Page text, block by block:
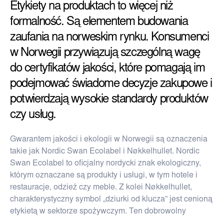
Etykiety na produktach to więcej niż
formalność. Są elementem budowania
zaufania na norweskim rynku. Konsumenci
w Norwegii przywiązują szczególną wagę
do certyfikatów jakości, które pomagają im
podejmować świadome decyzje zakupowe i
potwierdzają wysokie standardy produktów
czy usług.
Gwarantem jakości i ekologii w Norwegii są oznaczenia
takie jak Nordic Swan Ecolabel i Nøkkelhullet. Nordic
Swan Ecolabel to oficjalny nordycki znak ekologiczny,
którym oznaczane są produkty i usługi, w tym hotele i
restauracje, odzież czy meble. Z kolei Nøkkelhullet,
charakterystyczny symbol „dziurki od klucza” jest cenioną
etykietą w sektorze spożywczym. Ten dobrowolny